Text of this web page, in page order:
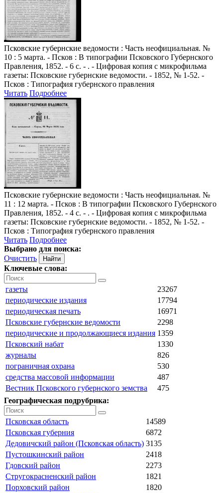
Псковские губернские ведомости : Часть неофициальная. №
10 : 5 марта. - Псков : В типографии Псковского Губернского
Правления, 1852. - 6 с. - . - Цифровая копия с микрофильма
газеты: Псковские губернские ведомости. - 1852, № 1-52. -
Псков : Типография губернского правления
Читать Подробнее
Псковские губернские ведомости : Часть неофициальная. №
11 : 12 марта. - Псков : В типографии Псковского Губернского
Правления, 1852. - 4 с. - . - Цифровая копия с микрофильма
газеты: Псковские губернские ведомости. - 1852, № 1-52. -
Псков : Типография губернского правления
Читать Подробнее
Выбрано для поиска:
Очистить
Ключевые слова:
газеты
23267
периодические издания
17794
периодическая печать
16971
Псковские губернские ведомости
2298
периодические и продолжающиеся издания 1359
Псковский набат
1330
журналы
826
пограничная охрана
530
средства массовой информации
487
Вестник Псковского губернского земства
475
Географическая подрубрика:
Псковская область
14589
Псковская губерния
6872
Дедовичский район (Псковская область) 3135
Пустошкинский район
2418
Гдовский район
2273
Стругокрасненский район
1821
Порховский район
1820